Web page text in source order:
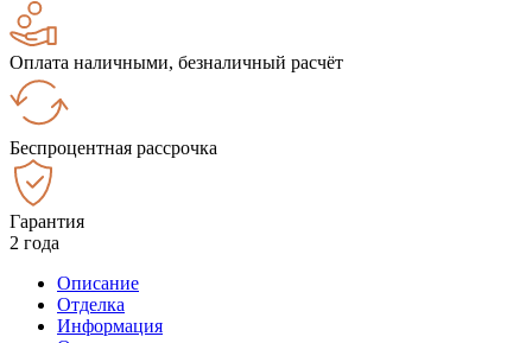
Оплата наличными, безналичный расчёт
Беспроцентная рассрочка
Гарантия
2 года
Описание
Отделка
Информация